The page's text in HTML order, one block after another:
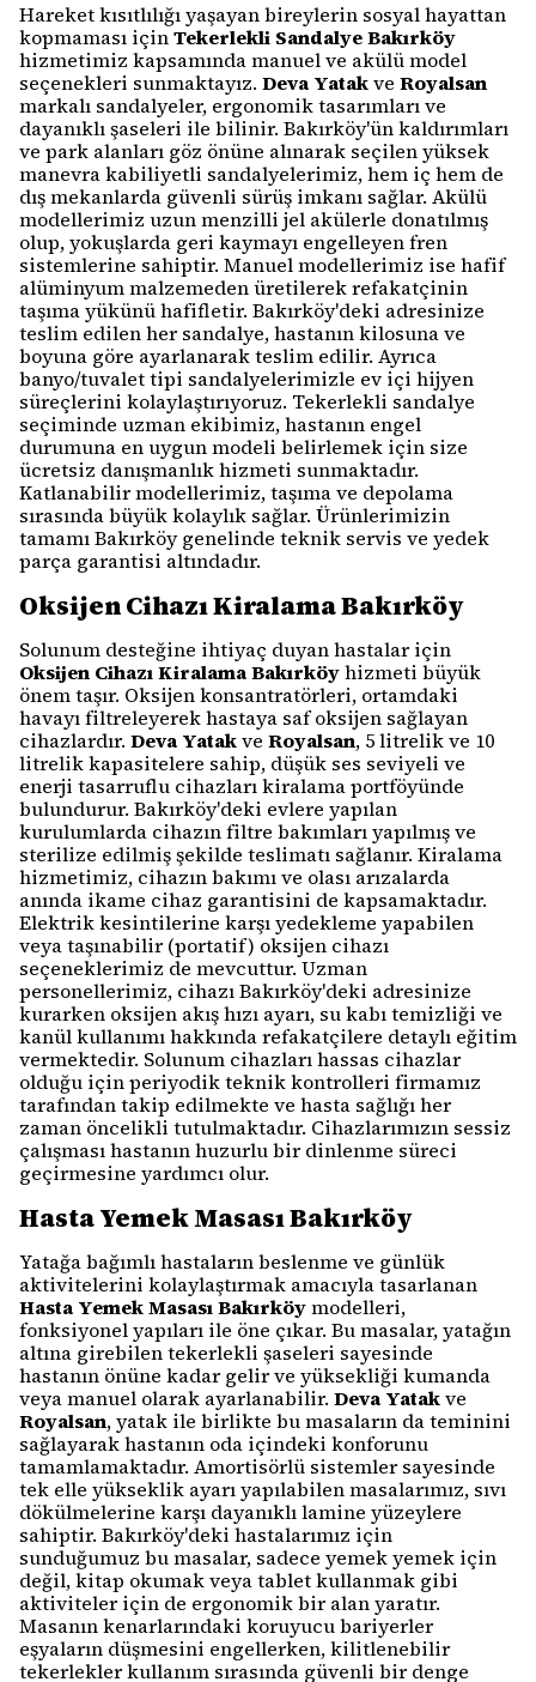
Hareket kısıtlılığı yaşayan bireylerin sosyal hayattan
kopmaması içinTekerlekli Sandalye Bakırköy
hizmetimiz kapsamında manuel ve akülü model
seçenekleri sunmaktayız. Deva Yatakve Royalsan
markalı sandalyeler, ergonomik tasarımları ve
dayanıklı şaseleri ile bilinir. Bakırköy'ün kaldırımları
ve park alanları göz önüne alınarak seçilen yüksek
manevra kabiliyetli sandalyelerimiz, hem iç hem de
dış mekanlarda güvenli sürüş imkanı sağlar. Akülü
modellerimiz uzun menzilli jel akülerle donatılmış
olup, yokuşlarda geri kaymayı engelleyen fren
sistemlerine sahiptir. Manuel modellerimiz ise hafif
alüminyum malzemeden üretilerek refakatçinin
taşıma yükünü hafifletir. Bakırköy'deki adresinize
teslim edilen her sandalye, hastanın kilosuna ve
boyuna göre ayarlanarak teslim edilir. Ayrıca
banyo/tuvalet tipi sandalyelerimizle ev içi hijyen
süreçlerini kolaylaştırıyoruz. Tekerlekli sandalye
seçiminde uzman ekibimiz, hastanın engel
durumuna en uygun modeli belirlemek için size
ücretsiz danışmanlık hizmeti sunmaktadır.
Katlanabilir modellerimiz, taşıma ve depolama
sırasında büyük kolaylık sağlar. Ürünlerimizin
tamamı Bakırköy genelinde teknik servis ve yedek
parça garantisi altındadır.
Oksijen Cihazı Kiralama Bakırköy
Solunum desteğine ihtiyaç duyan hastalar için
Oksijen Cihazı Kiralama Bakırköyhizmeti büyük
önem taşır. Oksijen konsantratörleri, ortamdaki
havayı filtreleyerek hastaya saf oksijen sağlayan
cihazlardır. Deva Yatakve Royalsan, 5 litrelik ve 10
litrelik kapasitelere sahip, düşük ses seviyeli ve
enerji tasarruflu cihazları kiralama portföyünde
bulundurur. Bakırköy'deki evlere yapılan
kurulumlarda cihazın filtre bakımları yapılmış ve
sterilize edilmiş şekilde teslimatı sağlanır. Kiralama
hizmetimiz, cihazın bakımı ve olası arızalarda
anında ikame cihaz garantisini de kapsamaktadır.
Elektrik kesintilerine karşı yedekleme yapabilen
veya taşınabilir (portatif) oksijen cihazı
seçeneklerimiz de mevcuttur. Uzman
personellerimiz, cihazı Bakırköy'deki adresinize
kurarken oksijen akış hızı ayarı, su kabı temizliği ve
kanül kullanımı hakkında refakatçilere detaylı eğitim
vermektedir. Solunum cihazları hassas cihazlar
olduğu için periyodik teknik kontrolleri firmamız
tarafından takip edilmekte ve hasta sağlığı her
zaman öncelikli tutulmaktadır. Cihazlarımızın sessiz
çalışması hastanın huzurlu bir dinlenme süreci
geçirmesine yardımcı olur.
Hasta Yemek Masası Bakırköy
Yatağa bağımlı hastaların beslenme ve günlük
aktivitelerini kolaylaştırmak amacıyla tasarlanan
Hasta Yemek Masası Bakırköymodelleri,
fonksiyonel yapıları ile öne çıkar. Bu masalar, yatağın
altına girebilen tekerlekli şaseleri sayesinde
hastanın önüne kadar gelir ve yüksekliği kumanda
veya manuel olarak ayarlanabilir. Deva Yatakve
Royalsan, yatak ile birlikte bu masaların da teminini
sağlayarak hastanın oda içindeki konforunu
tamamlamaktadır. Amortisörlü sistemler sayesinde
tek elle yükseklik ayarı yapılabilen masalarımız, sıvı
dökülmelerine karşı dayanıklı lamine yüzeylere
sahiptir. Bakırköy'deki hastalarımız için
sunduğumuz bu masalar, sadece yemek yemek için
değil, kitap okumak veya tablet kullanmak gibi
aktiviteler için de ergonomik bir alan yaratır.
Masanın kenarlarındaki koruyucu bariyerler
eşyaların düşmesini engellerken, kilitlenebilir
tekerlekler kullanım sırasında güvenli bir denge